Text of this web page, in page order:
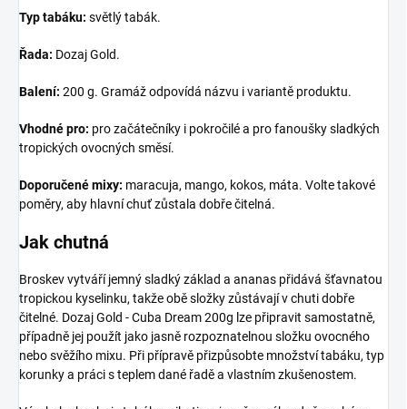
Typ tabáku: světlý tabák.
Řada: Dozaj Gold.
Balení: 200 g. Gramáž odpovídá názvu i variantě produktu.
Vhodné pro: pro začátečníky i pokročilé a pro fanoušky sladkých
tropických ovocných směsí.
Doporučené mixy: maracuja, mango, kokos, máta. Volte takové
poměry, aby hlavní chuť zůstala dobře čitelná.
Jak chutná
Broskev vytváří jemný sladký základ a ananas přidává šťavnatou
tropickou kyselinku, takže obě složky zůstávají v chuti dobře
čitelné. Dozaj Gold - Cuba Dream 200g lze připravit samostatně,
případně jej použít jako jasně rozpoznatelnou složku ovocného
nebo svěžího mixu. Při přípravě přizpůsobte množství tabáku, typ
korunky a práci s teplem dané řadě a vlastním zkušenostem.